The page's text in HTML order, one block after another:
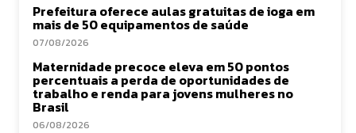
Prefeitura oferece aulas gratuitas de ioga em
mais de 50 equipamentos de saúde
07/08/2026
Maternidade precoce eleva em 50 pontos
percentuais a perda de oportunidades de
trabalho e renda para jovens mulheres no
Brasil
06/08/2026